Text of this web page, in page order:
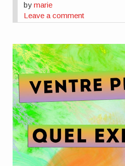
bymarie
Leave a comment